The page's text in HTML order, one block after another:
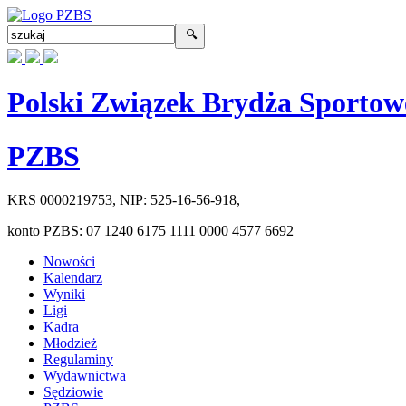
Polski Związek Brydża
PZBS
KRS 0000219753, NIP: 525-16-56-918,
konto PZBS: 07 1240 6175 1111 0000 4577 6692
Nowości
Kalendarz
Wyniki
Ligi
Kadra
Młodzież
Regulaminy
Wydawnictwa
Sędziowie